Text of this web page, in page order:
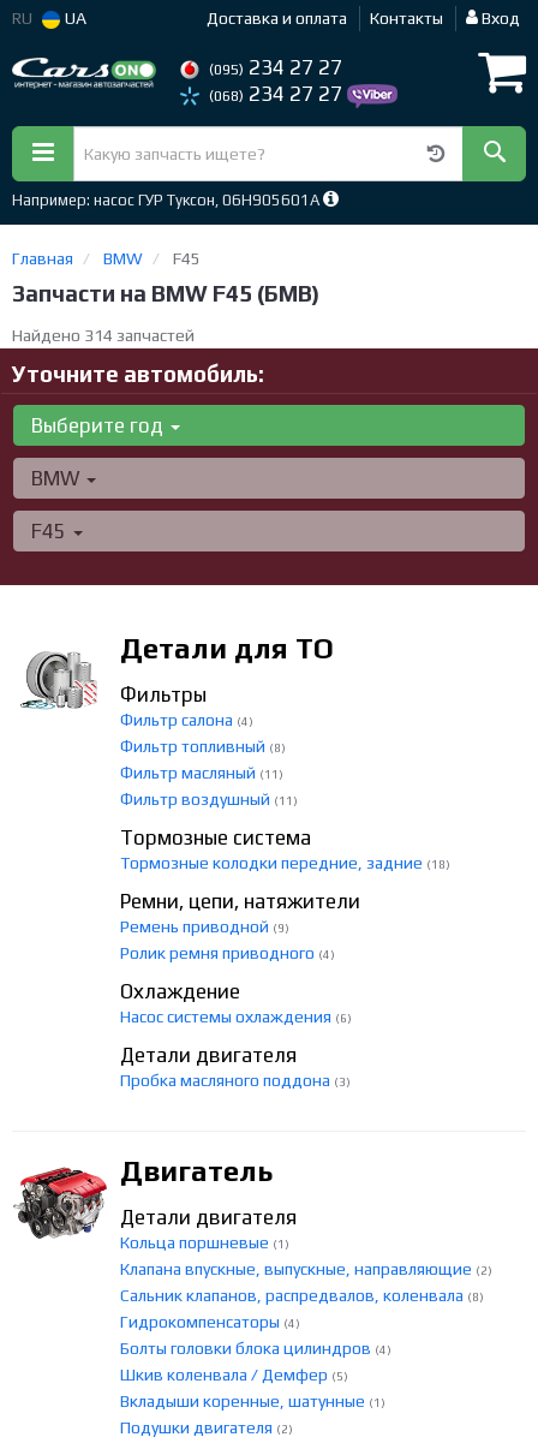
RU UA Доставка и оплата Контакты Вход
(095) 234 27 27
(068) 234 27 27
Например: насос ГУР Туксон, 06H905601A
Главная BMW F45
Запчасти на BMW F45 (БМВ)
Найдено 314 запчастей
Уточните автомобиль:
Выберите год
BMW
F45
Детали для ТО
Фильтры
Фильтр салона (4)
Фильтр топливный (8)
Фильтр масляный (11)
Фильтр воздушный (11)
Тормозные система
Тормозные колодки передние, задние (18)
Ремни, цепи, натяжители
Ремень приводной (9)
Ролик ремня приводного (4)
Охлаждение
Насос системы охлаждения (6)
Детали двигателя
Пробка масляного поддона (3)
Двигатель
Детали двигателя
Кольца поршневые (1)
Клапана впускные, выпускные, направляющие (2)
Сальник клапанов, распредвалов, коленвала (8)
Гидрокомпенсаторы (4)
Болты головки блока цилиндров (4)
Шкив коленвала / Демфер (5)
Вкладыши коренные, шатунные (1)
Подушки двигателя (2)